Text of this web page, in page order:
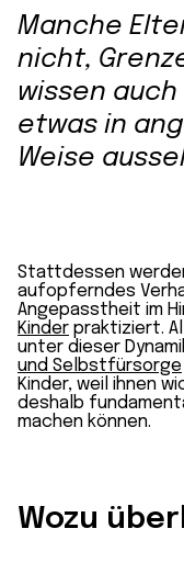
Manche
nicht,
wissen
etwas in
Weise
Stattdessen
aufopferndes
Angepasstheit im
Kinder praktiziert.
unter dieser
und Selbstfürsorge
Kinder, weil ihnen
deshalb
machen können.
Wozu